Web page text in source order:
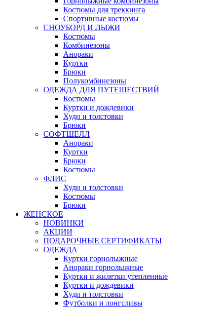
Костюмы для треккинга
Спортивные костюмы
СНОУБОРД И ЛЫЖИ
Костюмы
Комбинезоны
Анораки
Куртки
Брюки
Полукомбинезоны
ОДЕЖДА ДЛЯ ПУТЕШЕСТВИЙ
Костюмы
Куртки и дождевики
Худи и толстовки
Брюки
СОФТШЕЛЛ
Анораки
Куртки
Брюки
Костюмы
ФЛИС
Худи и толстовки
Костюмы
Брюки
ЖЕНСКОЕ
НОВИНКИ
АКЦИИ
ПОДАРОЧНЫЕ СЕРТИФИКАТЫ
ОДЕЖДА
Куртки горнолыжные
Анораки горнолыжные
Куртки и жилетки утепленные
Куртки и дождевики
Худи и толстовки
Футболки и лонгсливы